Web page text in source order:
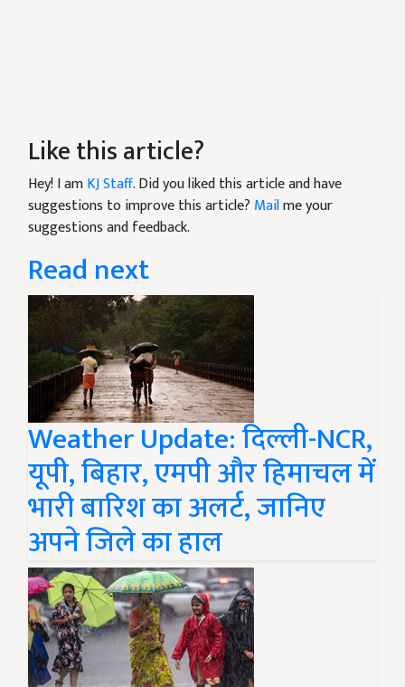
Like this article?
Hey! I amKJ Staff. Did you liked this article and have
suggestions to improve this article? Mailme your
suggestions and feedback.
Read next
Weather Update: दिल्ली-NCR,
यूपी, बिहार, एमपी और हिमाचल में
भारी बारिश का अलर्ट, जानिए
अपने जिले का हाल